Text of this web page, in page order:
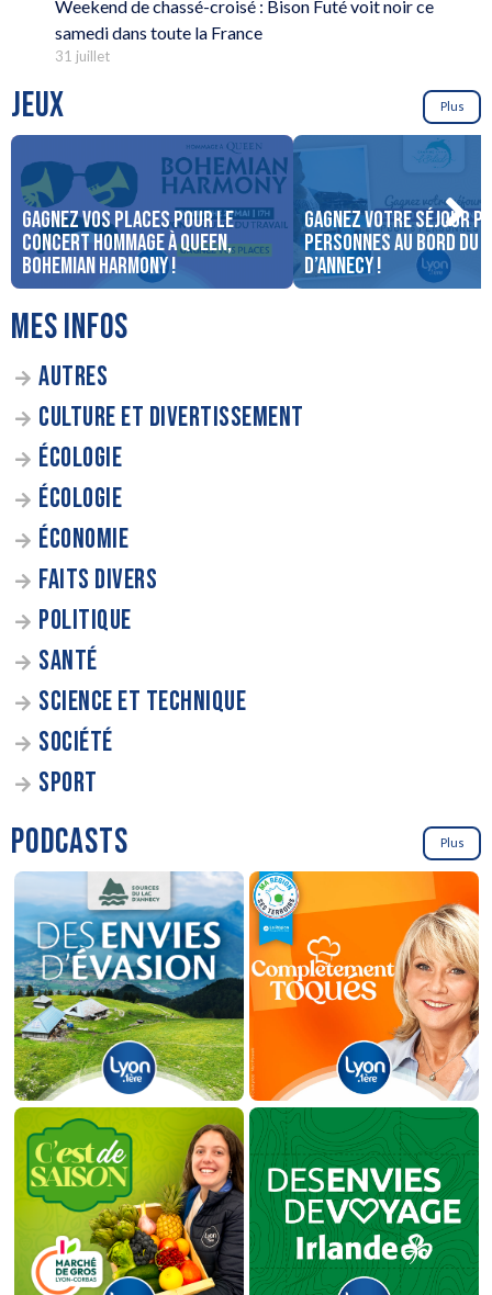
Weekend de chassé-croisé : Bison Futé voit noir ce
samedi dans toute la France
31 juillet
JEUX Plus
Gagnez vos places pour le
concert Hommage à Queen,
Bohemian Harmony !
Gagnez votre séjour
personnes au bord du
d’Annecy !
MES INFOS
AUTRES
CULTURE ET DIVERTISSEMENT
ÉCOLOGIE
ÉCOLOGIE
ÉCONOMIE
FAITS DIVERS
POLITIQUE
SANTÉ
SCIENCE ET TECHNIQUE
SOCIÉTÉ
SPORT
PODCASTS Plus